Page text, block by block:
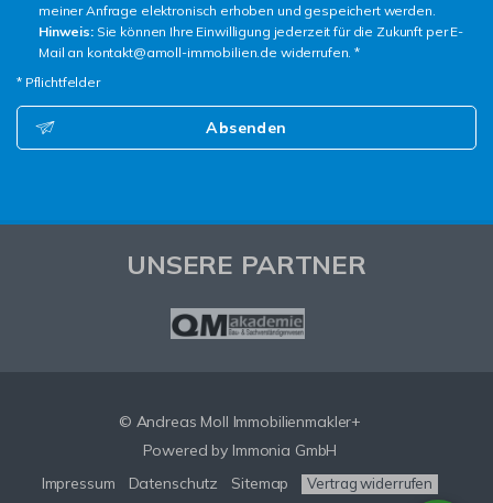
meiner Anfrage elektronisch erhoben und gespeichert werden.
Hinweis:Sie können Ihre Einwilligung jederzeit für die Zukunft per E-
Mail an kontakt@amoll-immobilien.de widerrufen. *
* Pflichtfelder
Absenden
UNSERE PARTNER
© Andreas Moll Immobilienmakler+
Powered by Immonia GmbH
Impressum
Datenschutz Sitemap Vertrag widerrufen